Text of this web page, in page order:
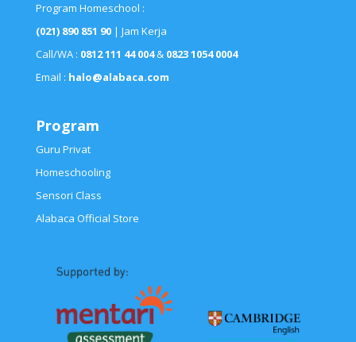
Program Homeschool :
(021) 890 851 90 | Jam Kerja
Call/WA : 0812 111 44 004&0823 1054 0004
Email : halo@alabaca.com
Program
Guru Privat
Homeschooling
Sensori Class
Alabaca Official Store